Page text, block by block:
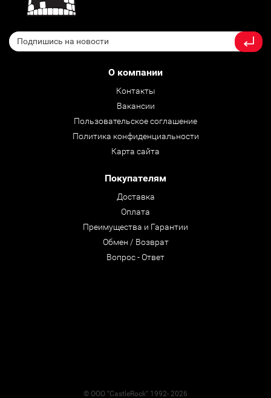
О компании
Контакты
Вакансии
Пользовательское соглашение
Политика конфиденциальности
Карта сайта
Покупателям
Доставка
Оплата
Преимущества и Гарантии
Обмен / Возврат
Вопрос - Ответ
© ООО "CastleRock" 1992- 2026